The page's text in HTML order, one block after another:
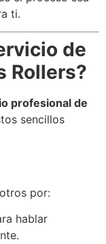
ti.
de
Rollers?
profesional de
sencillos
por:
hablar